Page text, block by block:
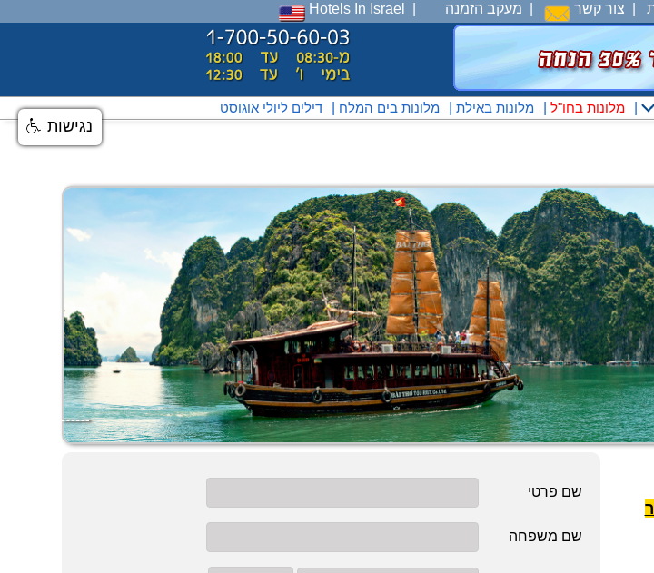
Hotels In Israel מעקב הזמנה צור קשר
דילים ליולי אוגוסט מלונות בים המלח מלונות באילת מלונות בחו"ל
שם פרטי
שם משפחה
נגישות